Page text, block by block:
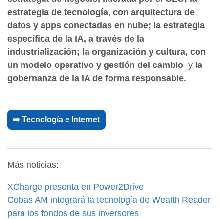
estrategia de tecnología, con arquitectura de
datos y apps conectadas en nube; la estrategia
específica de la IA, a través de la
industrialización; la organización y cultura, con
un modelo operativo y gestión del cambio y la
gobernanza de la IA de forma responsable.
➡️ Tecnología e Internet
Más noticias:
XCharge presenta en Power2Drive
Cobas AM integrará la tecnología de Wealth Reader
para los fondos de sus inversores